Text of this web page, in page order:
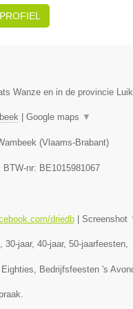
Wanze en in de provincie
| Google maps ▼
(Vlaams-Brabant)
BTW-nr: BE1015981067
driedb| Screenshot
jaar, 40-jaar, 50-jaarfeesten,
Bedrijfsfeesten 's